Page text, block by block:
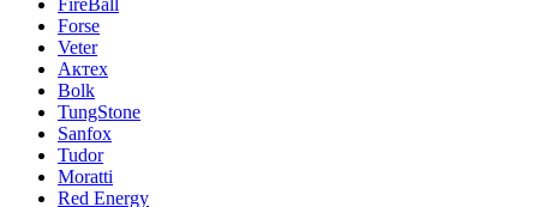
Forse
Veter
Актех
Bolk
TungStone
Sanfox
Tudor
Moratti
Red Energy